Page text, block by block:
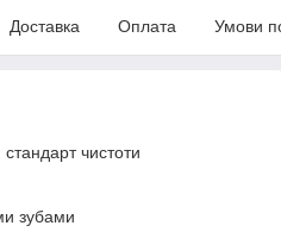
Доставка Оплата Умови
чистоти
зубами